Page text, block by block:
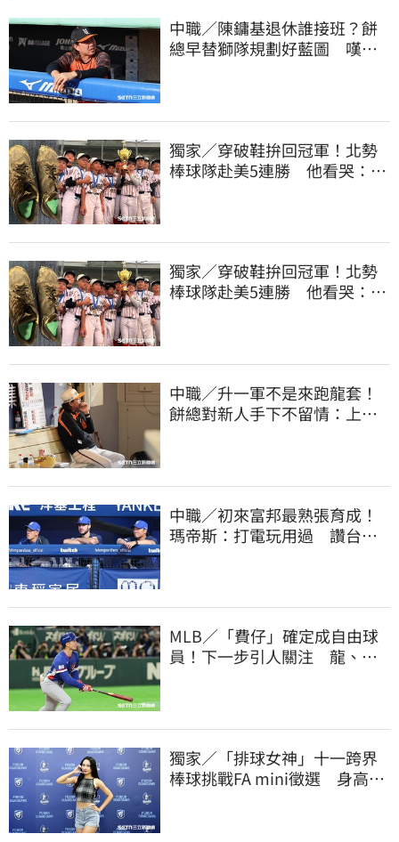
中職／陳鏞基退休誰接班？餅
總早替獅隊規劃好藍圖 嘆新
獨家／穿破鞋拚回冠軍！北勢
棒球隊赴美5連勝 他看哭：台
獨家／穿破鞋拚回冠軍！北勢
棒球隊赴美5連勝 他看哭：台
中職／升一軍不是來跑龍套！
餅總對新人手下不留情：上來
中職／初來富邦最熟張育成！
瑪帝斯：打電玩用過 讚台灣
MLB／「費仔」確定成自由球
員！下一步引人關注 龍、獅
獨家／「排球女神」十一跨界
棒球挑戰FA mini徵選 身高